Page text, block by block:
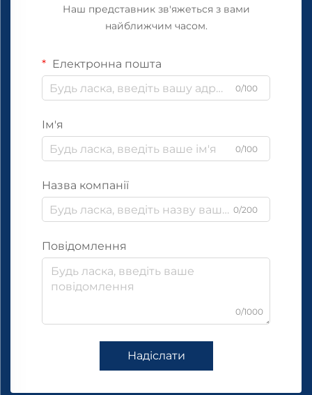
Наш представник зв'яжеться з вами
найближчим часом.
Електронна пошта
0/100
Ім'я
0/100
Назва компанії
0/200
Повідомлення
0/1000
Надіслати